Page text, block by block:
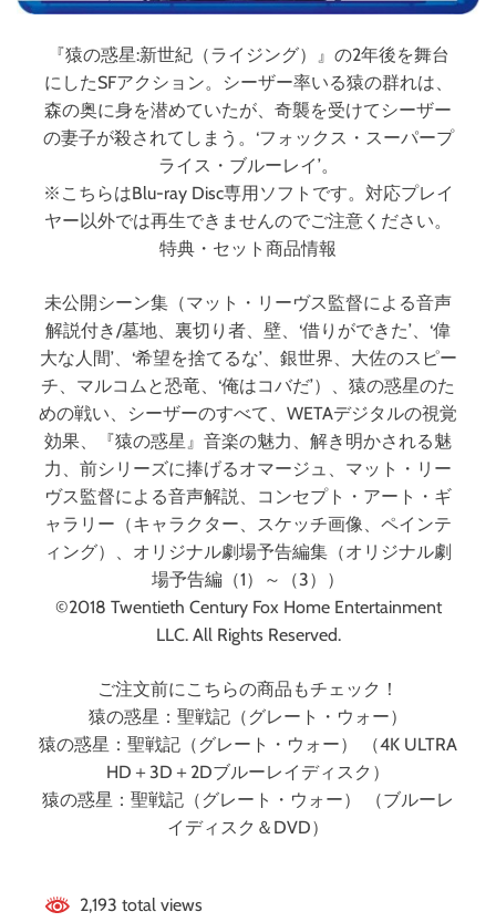
レ
）
『猿の惑星:新世紀（ライジング）』の2年後を舞台
にしたSFアクション。シーザー率いる猿の群れは、
森の奥に身を潜めていたが、奇襲を受けてシーザー
の妻子が殺されてしまう。‘フォックス・スーパープ
ライス・ブルーレイ’。
※こちらはBlu-ray Disc専用ソフトです。対応プレイ
ヤー以外では再生できませんのでご注意ください。
特典・セット商品情報
未公開シーン集（マット・リーヴス監督による音声
解説付き/墓地、裏切り者、壁、‘借りができた’、‘偉
大な人間’、‘希望を捨てるな’、銀世界、大佐のスピー
チ、マルコムと恐竜、‘俺はコバだ’）、猿の惑星のた
めの戦い、シーザーのすべて、WETAデジタルの視覚
効果、『猿の惑星』音楽の魅力、解き明かされる魅
力、前シリーズに捧げるオマージュ、マット・リー
ヴス監督による音声解説、コンセプト・アート・ギ
ャラリー（キャラクター、スケッチ画像、ペインテ
ィング）、オリジナル劇場予告編集（オリジナル劇
場予告編（1）～（3））
©2018 Twentieth Century Fox Home Entertainment
LLC. All Rights Reserved.
ご注文前にこちらの商品もチェック！
猿の惑星：聖戦記（グレート・ウォー）
猿の惑星：聖戦記（グレート・ウォー） （4K ULTRA
HD＋3D＋2Dブルーレイディスク）
猿の惑星：聖戦記（グレート・ウォー） （ブルーレ
イディスク＆DVD）
2,193 total views